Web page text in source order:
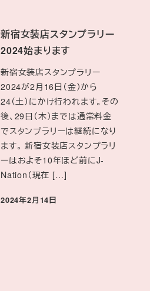
新宿女装店スタンプラリー
2024始まります
新宿女装店スタンプラリー
2024が2月16日（金）から
24（土）にかけ行われます。その
後、29日（木）までは通常料金
でスタンプラリーは継続になり
ます。 新宿女装店スタンプラリ
ーはおよそ10年ほど前にJ-
Nation（現在 […]
投稿日
2024年2月14日